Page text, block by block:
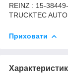
REINZ : 15-
TRUCKTEC
Приховати